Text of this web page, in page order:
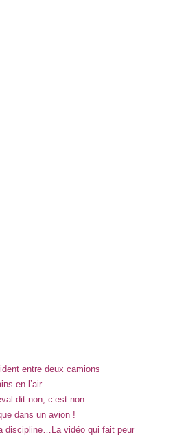
entre deux camions
en l’air
dit non, c’est non …
dans un avion !
discipline…La vidéo qui fait peur